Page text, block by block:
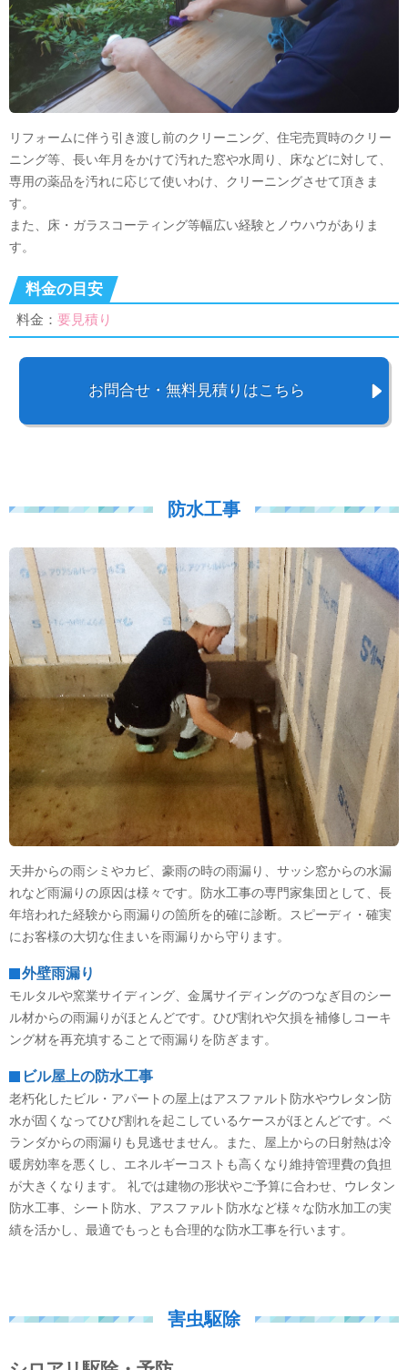
リフォームに伴う引き渡し前のクリーニング、住宅売買時のクリー
ニング等、長い年月をかけて汚れた窓や水周り、床などに対して、
専用の薬品を汚れに応じて使いわけ、クリーニングさせて頂きま
す。
また、床・ガラスコーティング等幅広い経験とノウハウがありま
す。
料金の目安
料金： 要見積り
お問合せ・無料見積りはこちら
防水工事
天井からの雨シミやカビ、豪雨の時の雨漏り、サッシ窓からの水漏
れなど雨漏りの原因は様々です。防水工事の専門家集団として、長
年培われた経験から雨漏りの箇所を的確に診断。スピーディ・確実
にお客様の大切な住まいを雨漏りから守ります。
外壁雨漏り
モルタルや窯業サイディング、金属サイディングのつなぎ目のシー
ル材からの雨漏りがほとんどです。ひび割れや欠損を補修しコーキ
ング材を再充填することで雨漏りを防ぎます。
ビル屋上の防水工事
老朽化したビル・アパートの屋上はアスファルト防水やウレタン防
水が固くなってひび割れを起こしているケースがほとんどです。ベ
ランダからの雨漏りも見逃せません。また、屋上からの日射熱は冷
暖房効率を悪くし、エネルギーコストも高くなり維持管理費の負担
が大きくなります。 礼では建物の形状やご予算に合わせ、ウレタン
防水工事、シート防水、アスファルト防水など様々な防水加工の実
績を活かし、最適でもっとも合理的な防水工事を行います。
害虫駆除